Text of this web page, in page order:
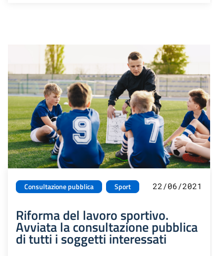
Consultazione pubblica Sport 22/06/2021
Riforma del lavoro sportivo.
Avviata la consultazione pubblica
di tutti i soggetti interessati